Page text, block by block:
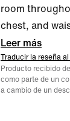
room
chest, and
Leer más
Traducir la reseña al
Producto recibido
como parte de un
a cambio de un